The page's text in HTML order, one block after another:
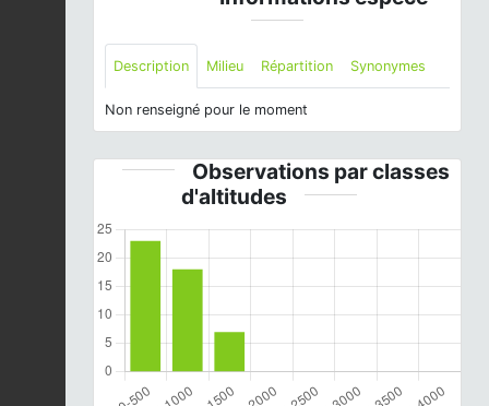
Description Milieu Répartition Synonymes
Non renseigné pour le moment
Observations par classes
d'altitudes